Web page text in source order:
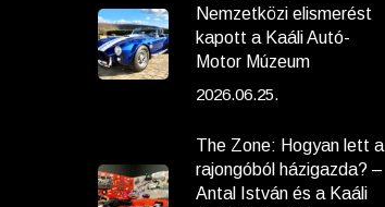
Nemzetközi elismerést
kapott a Kaáli Autó-
Motor Múzeum
2026.06.25.
The Zone: Hogyan lett a
rajongóból házigazda? –
Antal István és a Kaáli